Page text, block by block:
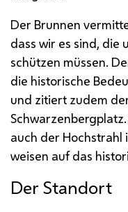
Der Brunnen
dass wir es sind, die
schützen müssen.
die historische
und zitiert zudem
auch der Hochstrahl
weisen auf das
Der Standort